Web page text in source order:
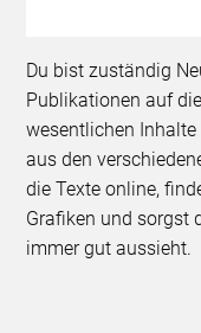
Du bist zuständig
Publikationen auf
wesentlichen
aus den
die Texte online,
Grafiken und sorgst
immer gut aussieht.